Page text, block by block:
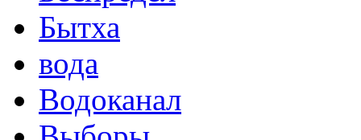
Бытха
вода
Водоканал